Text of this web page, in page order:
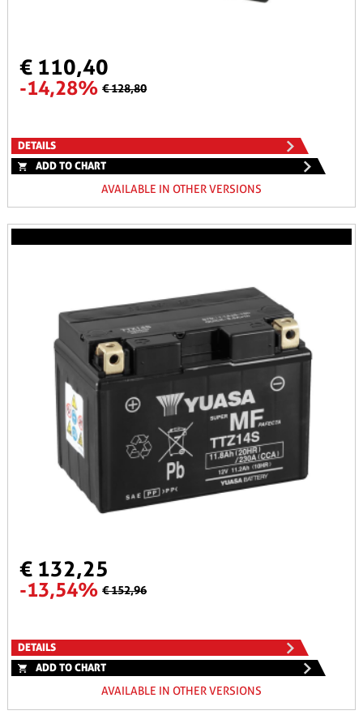
€ 110,40
-14,28% € 128,80
DETAILS
ADD TO CHART
AVAILABLE IN OTHER VERSIONS
€ 132,25
-13,54% € 152,96
DETAILS
ADD TO CHART
AVAILABLE IN OTHER VERSIONS